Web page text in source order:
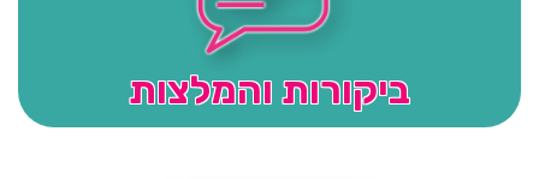
ביקורות והמלצות